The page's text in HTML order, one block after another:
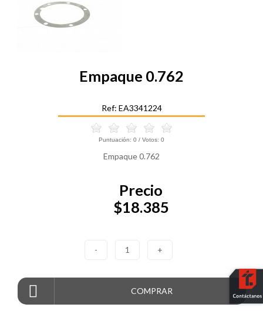
Empaque 0.762
Ref: EA3341224
Puntuación: 0 / Votos: 0
Empaque 0.762
Precio
$18.385
- 1 +
COMPRAR